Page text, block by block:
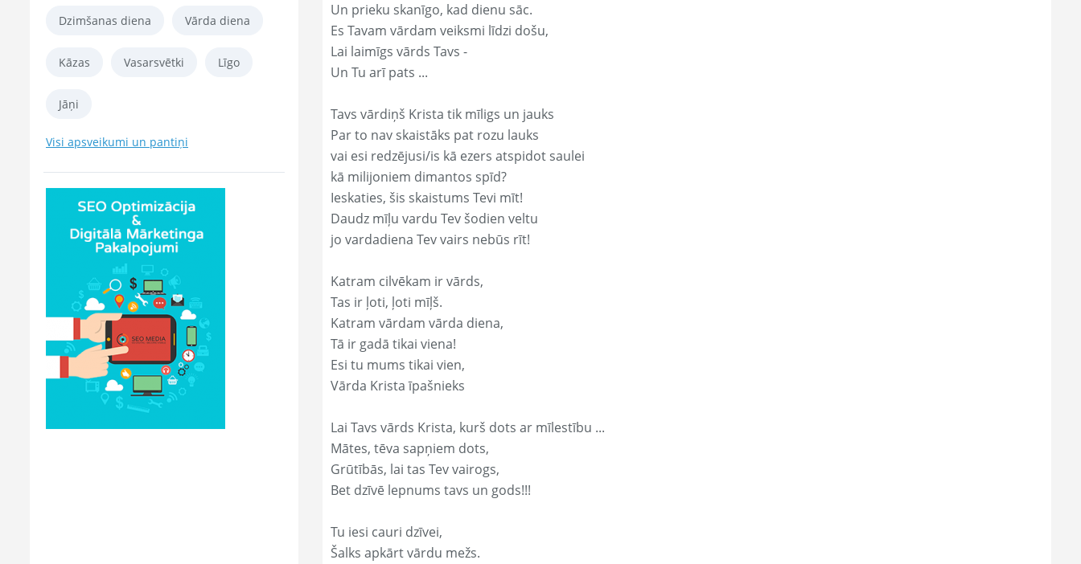
Dzimšanas diena Vārda diena
Kāzas Vasarsvētki Līgo
Jāņi
Visi apsveikumi un pantiņi
Un prieku skanīgo, kad dienu sāc.
Es Tavam vārdam veiksmi līdzi došu,
Lai laimīgs vārds Tavs -
Un Tu arī pats ...
Tavs vārdiņš Krista tik mīligs un jauks
Par to nav skaistāks pat rozu lauks
vai esi redzējusi/is kā ezers atspidot saulei
kā milijoniem dimantos spīd?
Ieskaties, šis skaistums Tevi mīt!
Daudz mīļu vardu Tev šodien veltu
jo vardadiena Tev vairs nebūs rīt!
Katram cilvēkam ir vārds,
Tas ir ļoti, ļoti mīļš.
Katram vārdam vārda diena,
Tā ir gadā tikai viena!
Esi tu mums tikai vien,
Vārda Krista īpašnieks
Lai Tavs vārds Krista, kurš dots ar mīlestību ...
Mātes, tēva sapņiem dots,
Grūtībās, lai tas Tev vairogs,
Bet dzīvē lepnums tavs un gods!!!
Tu iesi cauri dzīvei,
Šalks apkārt vārdu mežs.